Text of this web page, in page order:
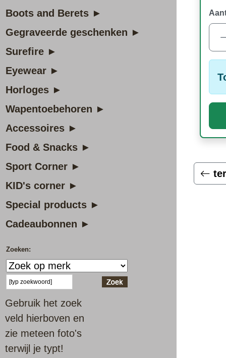
Boots and Berets ►
Gegraveerde geschenken ►
Surefire ►
Eyewear ►
Horloges ►
Wapentoebehoren ►
Accessoires ►
Food & Snacks ►
Sport Corner ►
KID's corner ►
Special products ►
Cadeaubonnen ►
Zoeken:
Gebruik het zoek
veld hierboven en
zie meteen foto's
terwijl je typt!